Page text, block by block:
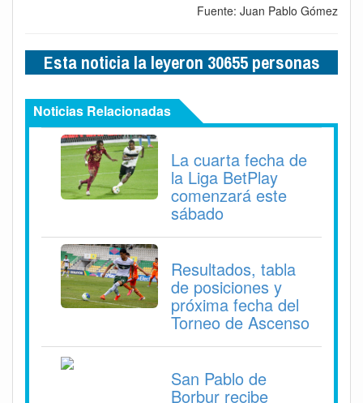
Fuente: Juan Pablo Gómez
Esta noticia la leyeron 30655 personas
Noticias Relacionadas
La cuarta fecha de
la Liga BetPlay
comenzará este
sábado
Resultados, tabla
de posiciones y
próxima fecha del
Torneo de Ascenso
San Pablo de
Borbur recibe